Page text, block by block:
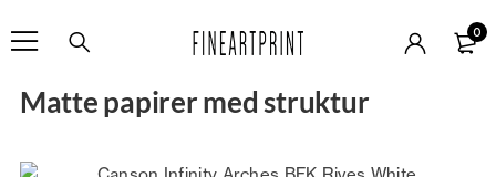
0
Matte papirer med struktur